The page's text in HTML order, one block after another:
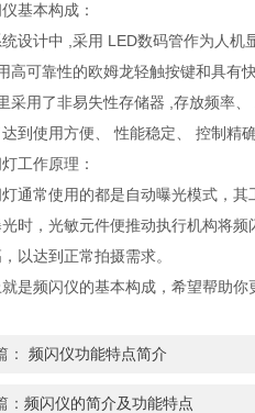
本构成：
计中 ,采用 LED数码管作为人机显
高可靠性的欧姆龙轻触按键和具有
采用了非易失性存储器 ,存放频率、
使用方便、 性能稳定、 控制精确
作原理：
常使用的都是自动曝光模式，其
时，光敏元件便推动执行机构将
以达到正常拍摄需求。
频闪仪的基本构成，希望帮助你
： 频闪仪功能特点简介
：频闪仪的简介及功能特点